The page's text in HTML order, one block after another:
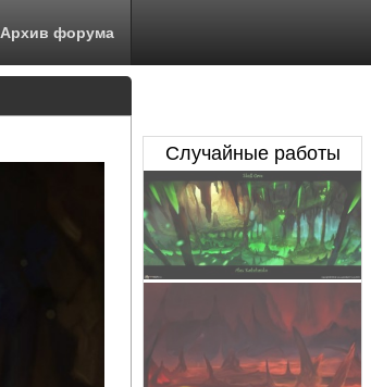
Архив форума
Случайные работы